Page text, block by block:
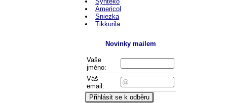
Americol
Sniezka
Tikkurila
Novinky mailem
Vaše
jméno:
Váš
email: